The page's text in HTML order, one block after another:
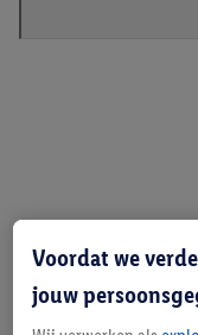
Voordat we
jouw